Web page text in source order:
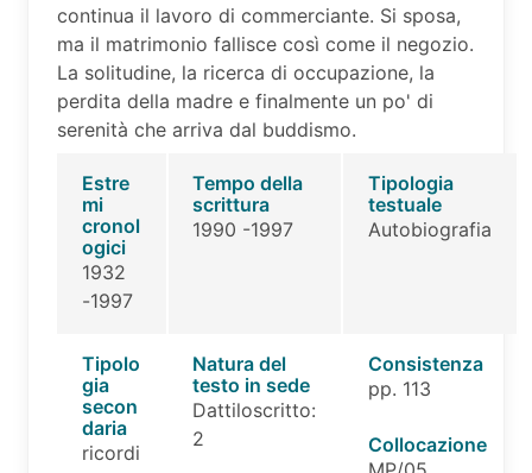
continua il lavoro di commerciante. Si sposa,
ma il matrimonio fallisce così come il negozio.
La solitudine, la ricerca di occupazione, la
perdita della madre e finalmente un po' di
serenità che arriva dal buddismo.
Estre
mi
cronol
ogici
1932
-1997
Tempo della
scrittura
1990 -1997
Tipologia
testuale
Autobiografia
Tipolo
gia
secon
daria
ricordi
Natura del
testo in sede
Dattiloscritto:
2
Consistenza
pp. 113
Collocazione